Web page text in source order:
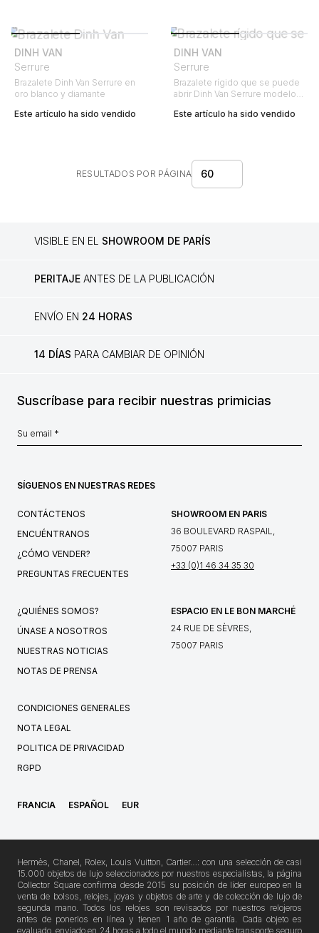
DINH VAN
Serrure
Brazalete Dinh Van Serrure en
oro blanco y diamante
Este artículo ha sido vendido
DINH VAN
Serrure
Brazalete rígido que se puede
abrir Dinh Van Serrure modelo
Este artículo ha sido vendido
RESULTADOS POR PÁGINA 60
VISIBLE EN EL SHOWROOM DE PARÍS
PERITAJE ANTES DE LA PUBLICACIÓN
ENVÍO EN 24 HORAS
14 DÍAS PARA CAMBIAR DE OPINIÓN
Suscríbase para recibir nuestras primicias
SÍGUENOS EN NUESTRAS REDES
CONTÁCTENOS
ENCUÉNTRANOS
¿CÓMO VENDER?
PREGUNTAS FRECUENTES
SHOWROOM EN PARIS
36 BOULEVARD RASPAIL,
75007 PARIS
+33 (0)1 46 34 35 30
¿QUIÉNES SOMOS?
ÚNASE A NOSOTROS
NUESTRAS NOTICIAS
NOTAS DE PRENSA
ESPACIO EN LE BON MARCHÉ
24 RUE DE SÈVRES,
75007 PARIS
CONDICIONES GENERALES
NOTA LEGAL
POLITICA DE PRIVACIDAD
RGPD
FRANCIA ESPAÑOL EUR
Hermès, Chanel, Rolex, Louis Vuitton, Cartier…: con una selección de casi
15.000 objetos de lujo seleccionados por nuestros especialistas, la página
Collector Square confirma desde 2015 su posición de líder europeo en la
venta de bolsos, relojes, joyas y objetos de arte y de colección de lujo de
segunda mano. Todos los relojes son revisados por nuestros relojeros
antes de ponerlos en línea y tienen 1 año de garantía. Cada objeto es
evaluado, enviado en 24 horas a todo el mundo mediante transporte seguro